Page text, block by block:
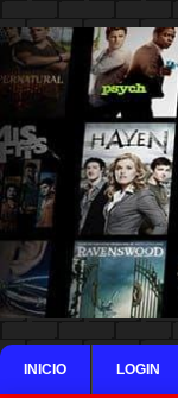
INICIO LOGIN